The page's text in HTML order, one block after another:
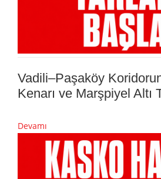
Vadili–Paşaköy
Kenarı ve Marşpiyel Altı
Devamı